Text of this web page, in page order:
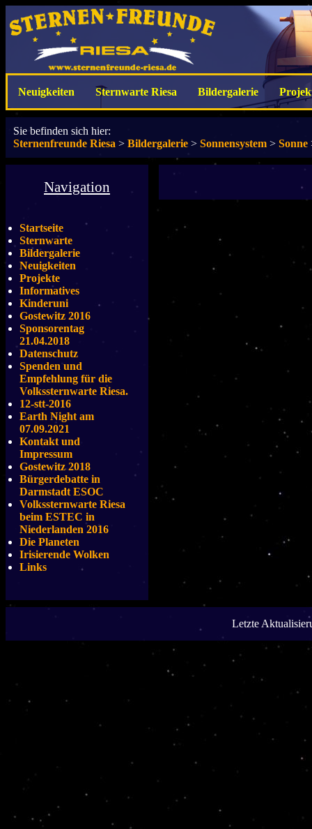
Neuigkeiten Sternwarte Riesa Bildergalerie
Sie befinden sich hier:
Sternenfreunde Riesa > Bildergalerie > Sonnensystem > Sonne
Navigation
Startseite
Sternwarte
Bildergalerie
Neuigkeiten
Projekte
Informatives
Kinderuni
Gostewitz 2016
Sponsorentag
21.04.2018
Datenschutz
Spenden und
Empfehlung für die
Volkssternwarte Riesa.
12-stt-2016
Earth Night am
07.09.2021
Kontakt und
Impressum
Gostewitz 2018
Bürgerdebatte in
Darmstadt ESOC
Volkssternwarte Riesa
beim ESTEC in
Niederlanden 2016
Die Planeten
Irisierende Wolken
Links
Letzte